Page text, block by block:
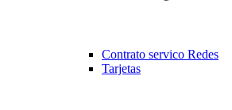
Contrato servico Redes
Tarjetas